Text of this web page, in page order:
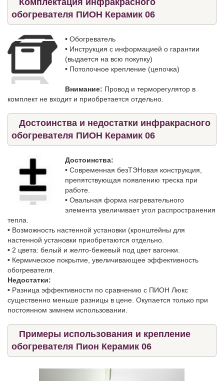
Комплектация инфракрасного
обогревателя ПИОН Керамик 06
• Обогреватель
• Инструкция с информацией о гарантии
(выдается на всю покупку)
• Потолочное крепление (цепочка)
Внимание: Провод и терморегулятор в
комплект не входит и приобретается отдельно.
Достоинства и недостатки инфракрасного
обогревателя ПИОН Керамик 06
Достоинства:
• Современная безТЭНовая конструкция,
препятствующая появлению треска при
работе.
• Овальная форма нагревательного
элемента увеличивает угол распространения
тепла.
• Возможность настенной установки (кронштейны для
настенной установки приобретаются отдельно.
• 2 цвета: белый и желто-бежевый под цвет вагонки.
• Кермическое покрытие, увеличивающее эффективность
обогревателя.
Недостатки:
• Разница эффективности по сравнению с ПИОН Люкс
существенно меньше разницы в цене. Окупается только при
постоянном зимнем использовании.
Примеры использования и крепление
обогревателя Пион Керамик 06